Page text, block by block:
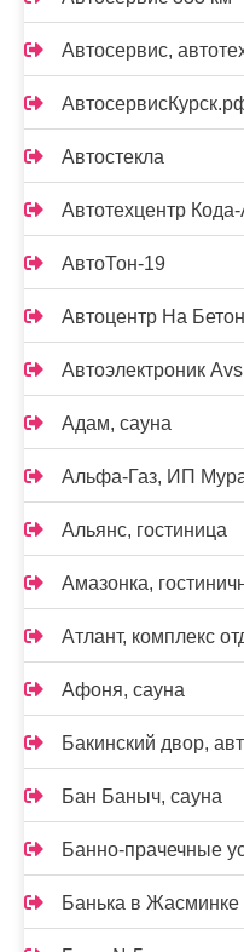
Автосервис,
Автостекла
Автотехцентр
АвтоТон-19
Автоцентр На
Автоэлектроник
Адам, сауна
Альфа-Газ, ИП
Альянс, гостиница
Амазонка,
Атлант, комплекс
Афоня, сауна
Бакинский двор,
Бан Баныч, сауна
Банно-прачечные
Банька в Жасминке